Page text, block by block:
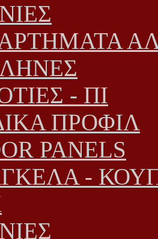
- ΠΙ
ΠΡΟΦΙΛ
PANELS
-